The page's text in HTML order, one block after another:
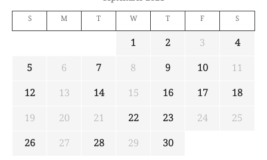
S M T W T F S
1 2 3
4
5
6 7 8 9 10
11
12
13 14 15 16 17
18
19
20 21 22 23 24
25
26
27 28 29
30